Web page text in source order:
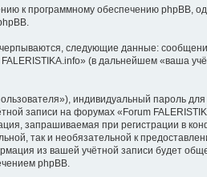
к программному обеспечению phpBB,
следующие данные:
(в дальнейшем «ваша
индивидуальный пароль
записи на форумах «Forum
запрашиваемая при регистрации в
так и необязательной к
из вашей учётной записи будет
phpBB.